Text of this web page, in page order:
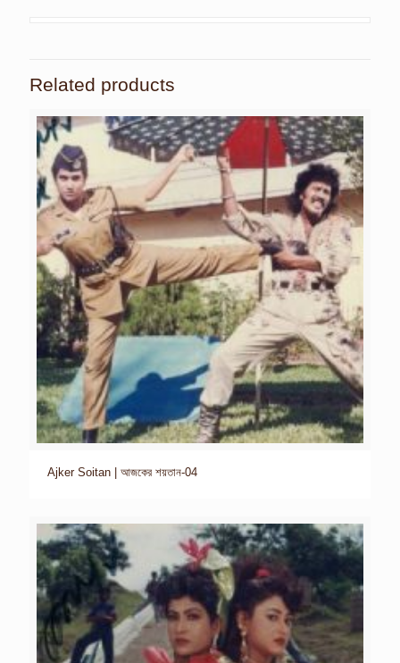
Related products
Ajker Soitan | আজকের শয়তান-04